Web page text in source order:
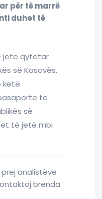
për të marrë
duhet të
jetë qytetar
së Kosovës.
ketë
të
së
të jetë mbi
analistëve
brenda